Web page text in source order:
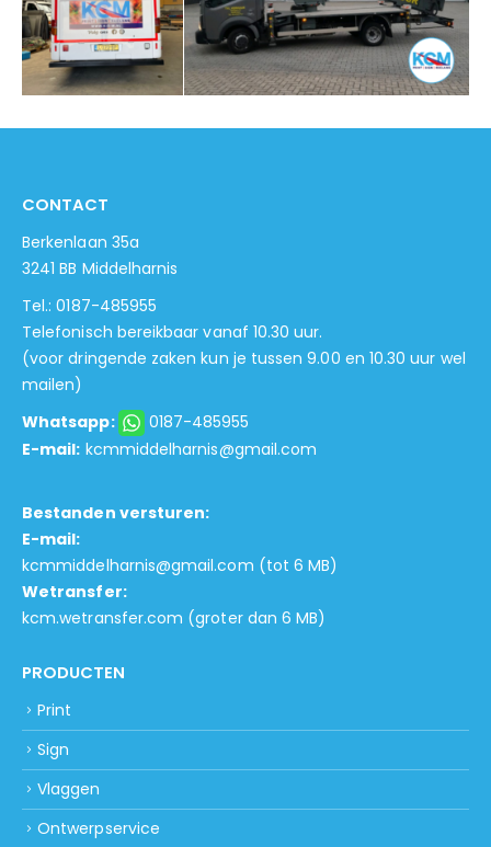
CONTACT
Berkenlaan 35a
3241 BB Middelharnis
Tel.: 0187-485955
Telefonisch bereikbaar vanaf 10.30 uur.
(voor dringende zaken kun je tussen 9.00 en 10.30 uur wel
mailen)
Whatsapp:
0187-485955
E-mail: kcmmiddelharnis@gmail.com
Bestanden versturen:
E-mail:
kcmmiddelharnis@gmail.com (tot 6 MB)
Wetransfer:
kcm.wetransfer.com (groter dan 6 MB)
PRODUCTEN
Print
Sign
Vlaggen
Ontwerpservice